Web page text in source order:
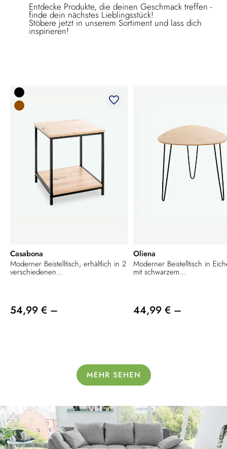
Entdecke Produkte, die deinen Geschmack treffen -
finde dein nächstes Lieblingsstück!
Stöbere jetzt in unserem Sortiment und lass dich
inspirieren!
favorite_border
Casabona
Moderner Beistelltisch, erhältlich in 2
verschiedenen...
54,99 € –
Oliena
Moderner Beistelltisch in
mit schwarzem...
44,99 € –
MEHR SEHEN